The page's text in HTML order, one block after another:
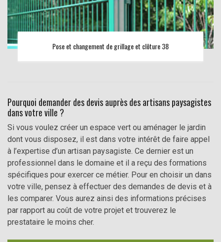
Pose et changement de grillage et clôture 38
Pourquoi demander des devis auprès des artisans paysagistes
dans votre ville ?
Si vous voulez créer un espace vert ou aménager le jardin
dont vous disposez, il est dans votre intérêt de faire appel
à l’expertise d’un artisan paysagiste. Ce dernier est un
professionnel dans le domaine et il a reçu des formations
spécifiques pour exercer ce métier. Pour en choisir un dans
votre ville, pensez à effectuer des demandes de devis et à
les comparer. Vous aurez ainsi des informations précises
par rapport au coût de votre projet et trouverez le
prestataire le moins cher.